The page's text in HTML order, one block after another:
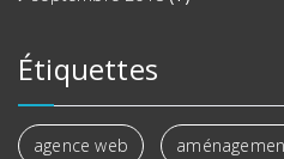
Étiquettes
agence web